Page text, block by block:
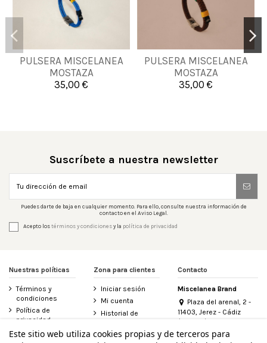
PULSERA MISCELANEA
MOSTAZA
35,00 €
M L XL
Añadir al carrito
PULSERA MISCELANEA
MOSTAZA
35,00 €
L XL 2XL
Añadir al carrito
Suscríbete a nuestra newsletter
Puedes darte de baja en cualquier momento. Para ello, consulte nuestra información de
contacto en el Aviso Legal.
Acepto lostérminos y condicionesy la política de privacidad
Nuestras políticas
Términos y
condiciones
Política de
privacidad
Aviso legal
Zona para clientes
Iniciar sesión
Mi cuenta
Historial de
Contacte con
Contacto
Miscelanea Brand
Plaza del arenal, 2 -
11403, Jerez - Cádiz
(España)
956 155 340
Este sitio web utiliza cookies propias y de terceros para